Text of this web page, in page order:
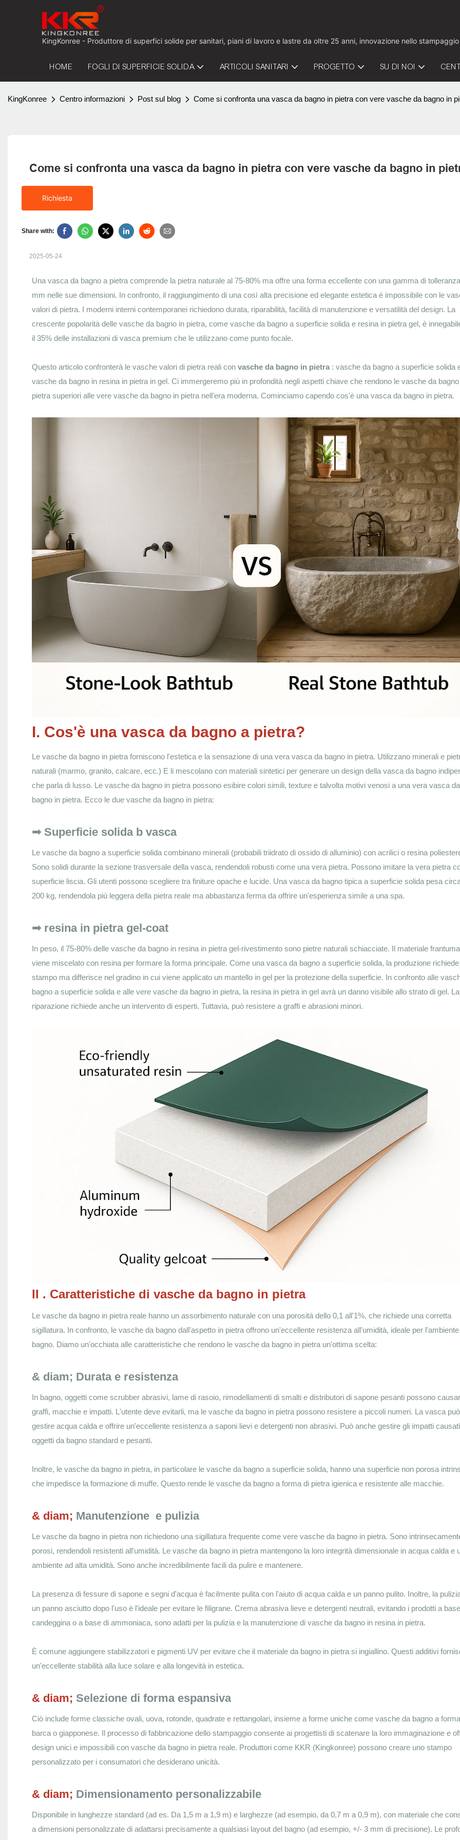
KingKonree - Produttore di superfici solide per sanitari, piani di lavoro e lastre da oltre 25 anni, innovazione nello
HOME FOGLI DI SUPERFICIE SOLIDA ARTICOLI SANITARI PROGETTO SU DI NOI
KingKonree Centro informazioni Post sul blog Come si confronta una vasca da bagno in pietra con vere vasche da bagno in
Come si confronta una vasca da bagno in pietra con vere vasche da bagno in
Richiesta
Share with:
2025-05-24
Una vasca da bagno a pietra comprende la pietra naturale al 75-80% ma offre una forma eccellente con una gamma di
mm nelle sue dimensioni. In confronto, il raggiungimento di una così alta precisione ed elegante estetica è impossibile con le
valori di pietra. I moderni interni contemporanei richiedono durata, riparabilità, facilità di manutenzione e versatilità del design. La
crescente popolarità delle vasche da bagno in pietra, come vasche da bagno a superficie solida e resina in pietra gel, è
il 35% delle installazioni di vasca premium che le utilizzano come punto focale.
Questo articolo confronterà le vasche valori di pietra reali con vasche da bagno in pietra : vasche da bagno a superficie solida
vasche da bagno in resina in pietra in gel. Ci immergeremo più in profondità negli aspetti chiave che rendono le vasche da
pietra superiori alle vere vasche da bagno in pietra nell'era moderna. Cominciamo capendo cos'è una vasca da bagno in pietra.
I. Cos'è una vasca da bagno a pietra?
Le vasche da bagno in pietra forniscono l'estetica e la sensazione di una vera vasca da bagno in pietra. Utilizzano minerali e
naturali (marmo, granito, calcare, ecc.) E li mescolano con materiali sintetici per generare un design della vasca da bagno
che parla di lusso. Le vasche da bagno in pietra possono esibire colori simili, texture e talvolta motivi venosi a una vera vasca da
bagno in pietra. Ecco le due vasche da bagno in pietra:
➟ Superficie solida b vasca
Le vasche da bagno a superficie solida combinano minerali (probabili triidrato di ossido di alluminio) con acrilici o resina
Sono solidi durante la sezione trasversale della vasca, rendendoli robusti come una vera pietra. Possono imitare la vera pietra
superficie liscia. Gli utenti possono scegliere tra finiture opache e lucide. Una vasca da bagno tipica a superficie solida pesa
200 kg, rendendola più leggera della pietra reale ma abbastanza ferma da offrire un'esperienza simile a una spa.
➟ resina in pietra gel-coat
In peso, il 75-80% delle vasche da bagno in resina in pietra gel-rivestimento sono pietre naturali schiacciate. Il materiale
viene miscelato con resina per formare la forma principale. Come una vasca da bagno a superficie solida, la produzione
stampo ma differisce nel gradino in cui viene applicato un mantello in gel per la protezione della superficie. In confronto alle
bagno a superficie solida e alle vere vasche da bagno in pietra, la resina in pietra in gel avrà un danno visibile allo strato di gel. La
riparazione richiede anche un intervento di esperti. Tuttavia, può resistere a graffi e abrasioni minori.
II . Caratteristiche di vasche da bagno in pietra
Le vasche da bagno in pietra reale hanno un assorbimento naturale con una porosità dello 0,1 all'1%, che richiede una corretta
sigillatura. In confronto, le vasche da bagno dall'aspetto in pietra offrono un'eccellente resistenza all'umidità, ideale per
bagno. Diamo un'occhiata alle caratteristiche che rendono le vasche da bagno in pietra un'ottima scelta:
& diam; Durata e resistenza
In bagno, oggetti come scrubber abrasivi, lame di rasoio, rimodellamenti di smalti e distributori di sapone pesanti possono
graffi, macchie e impatti. L'utente deve evitarli, ma le vasche da bagno in pietra possono resistere a piccoli numeri. La vasca può
gestire acqua calda e offrire un'eccellente resistenza a saponi lievi e detergenti non abrasivi. Può anche gestire gli impatti
oggetti da bagno standard e pesanti.
Inoltre, le vasche da bagno in pietra, in particolare le vasche da bagno a superficie solida, hanno una superficie non porosa
che impedisce la formazione di muffe. Questo rende le vasche da bagno a forma di pietra igienica e resistente alle macchie.
& diam; Manutenzione e pulizia
Le vasche da bagno in pietra non richiedono una sigillatura frequente come vere vasche da bagno in pietra. Sono
porosi, rendendoli resistenti all'umidità. Le vasche da bagno in pietra mantengono la loro integrità dimensionale in acqua calda e
ambiente ad alta umidità. Sono anche incredibilmente facili da pulire e mantenere.
La presenza di fessure di sapone e segni d'acqua è facilmente pulita con l'aiuto di acqua calda e un panno pulito. Inoltre, la
un panno asciutto dopo l'uso è l'ideale per evitare le filigrane. Crema abrasiva lieve e detergenti neutrali, evitando i prodotti a
candeggina o a base di ammoniaca, sono adatti per la pulizia e la manutenzione di vasche da bagno in resina in pietra.
È comune aggiungere stabilizzatori e pigmenti UV per evitare che il materiale da bagno in pietra si ingiallino. Questi additivi
un'eccellente stabilità alla luce solare e alla longevità in estetica.
& diam; Selezione di forma espansiva
Ciò include forme classiche ovali, uova, rotonde, quadrate e rettangolari, insieme a forme uniche come vasche da bagno a
barca o giapponese. Il processo di fabbricazione dello stampaggio consente ai progettisti di scatenare la loro immaginazione e
design unici e impossibili con vasche da bagno in pietra reale. Produttori come KKR (Kingkonree) possono creare uno stampo
personalizzato per i consumatori che desiderano unicità.
& diam; Dimensionamento personalizzabile
Disponibile in lunghezze standard (ad es. Da 1,5 m a 1,9 m) e larghezze (ad esempio, da 0,7 m a 0,9 m), con materiale che
a dimensioni personalizzate di adattarsi precisamente a qualsiasi layout del bagno (ad esempio, +/- 3 mm di precisione). Le